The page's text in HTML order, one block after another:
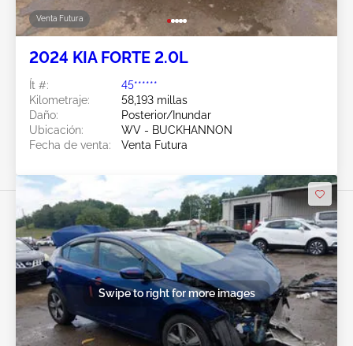
Venta Futura
2024 KIA FORTE 2.0L
Ít #:
45******
Kilometraje:
58,193 millas
Daño:
Posterior/Inundar
Ubicación:
WV - BUCKHANNON
Fecha de venta:
Venta Futura
Swipe to right for more images